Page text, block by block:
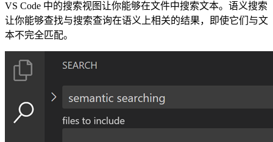
VS Code 中的搜索视图让你能够在文件中搜索文本。语义搜索
让你能够查找与搜索查询在语义上相关的结果，即使它们与文
本不完全匹配。